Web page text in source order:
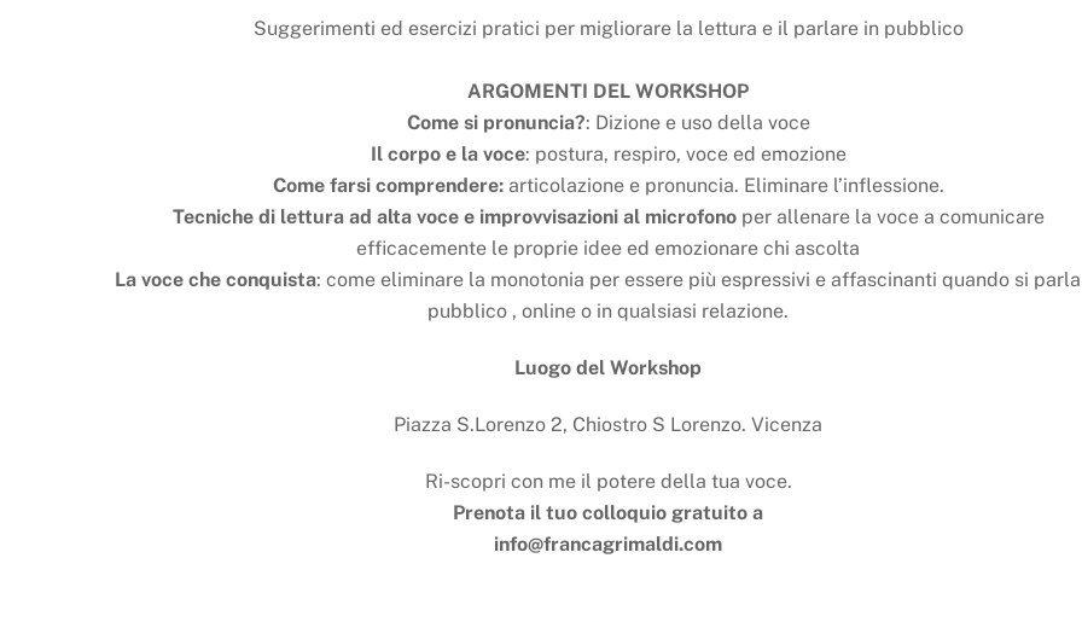
Suggerimenti ed esercizi pratici per migliorare la lettura e il parlare in pubblico
ARGOMENTI DEL WORKSHOP
Come si pronuncia?: Dizione e uso della voce
Il corpo e la voce: postura, respiro, voce ed emozione
Come farsi comprendere:articolazione e pronuncia. Eliminare l’inflessione.
Tecniche di lettura ad alta voce e improvvisazioni al microfonoper allenare la voce a comunicare
efficacemente le proprie idee ed emozionare chi ascolta
La voce che conquista: come eliminare la monotonia per essere più espressivi e affascinanti quando si
pubblico , online o in qualsiasi relazione.
Luogo del Workshop
Piazza S.Lorenzo 2, Chiostro S Lorenzo. Vicenza
Ri-scopri con me il potere della tua voce.
Prenota il tuo colloquio gratuito a
info@francagrimaldi.com